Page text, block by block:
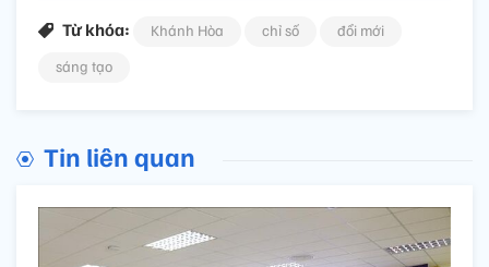
Từ khóa: Khánh Hòa chỉ số
đổi mới
sáng tạo
Tin liên quan